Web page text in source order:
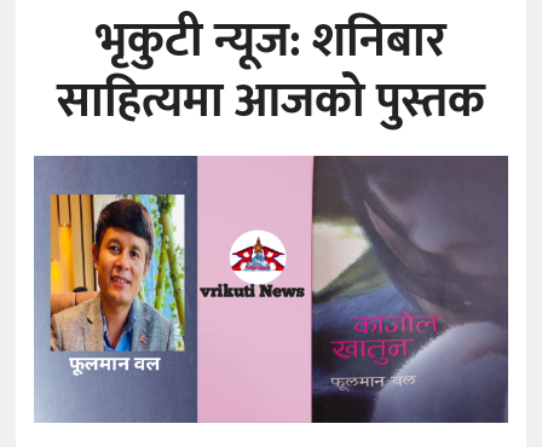
भृकुटी न्यूज: शनिबार
साहित्यमा आजको पुस्तक